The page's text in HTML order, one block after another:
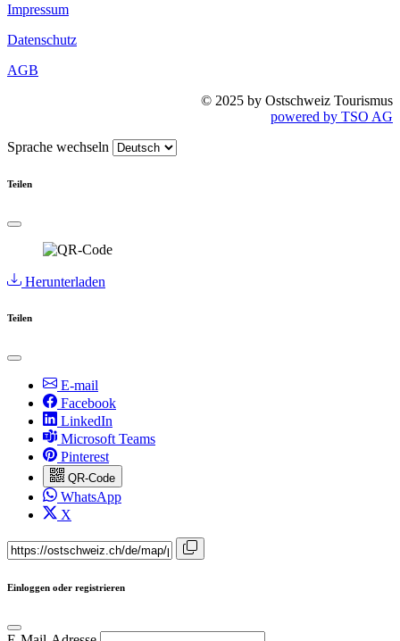
Impressum
Datenschutz
AGB
© 2025 by Ostschweiz Tourismus
powered by TSO AG
Sprache wechseln
Teilen
Herunterladen
Teilen
E-mail
Facebook
LinkedIn
Microsoft Teams
Pinterest
QR-Code
WhatsApp
X
Einloggen oder registrieren